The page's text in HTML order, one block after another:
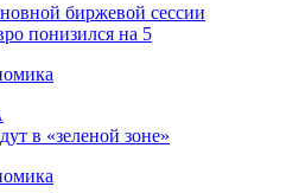
биржевой сессии
понизился на 5
в «зеленой зоне»